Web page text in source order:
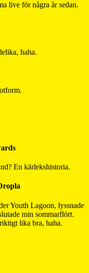
live för några år sedan.
haha.
En kärlekshistoria.
Youth Lagoon, lyssnade
min sommarflört.
lika bra, haha.